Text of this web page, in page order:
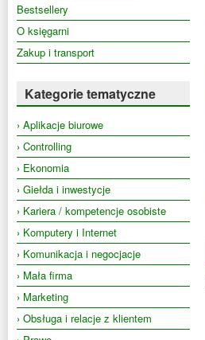
Bestsellery
O księgarni
Zakup i transport
Kategorie tematyczne
› Aplikacje biurowe
› Controlling
› Ekonomia
› Giełda i inwestycje
› Kariera / kompetencje osobiste
› Komputery i Internet
› Komunikacja i negocjacje
› Mała firma
› Marketing
› Obsługa i relacje z klientem